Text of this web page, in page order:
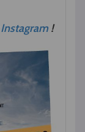
Instagram !